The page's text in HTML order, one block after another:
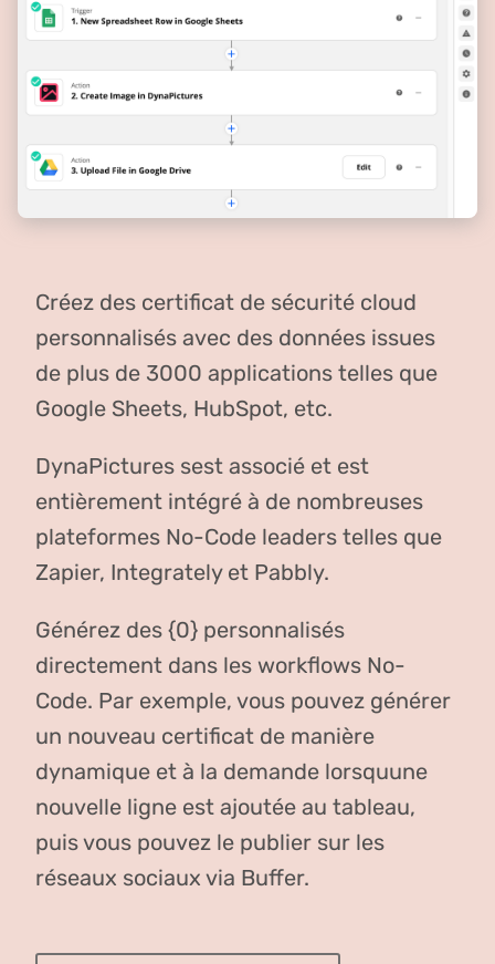
Créez des certificat de sécurité cloud
personnalisés avec des données issues
de plus de 3000 applications telles que
Google Sheets, HubSpot, etc.
DynaPictures sest associé et est
entièrement intégré à de nombreuses
plateformes No-Code leaders telles que
Zapier, Integrately et Pabbly.
Générez des {0} personnalisés
directement dans les workflows No-
Code. Par exemple, vous pouvez générer
un nouveau certificat de manière
dynamique et à la demande lorsquune
nouvelle ligne est ajoutée au tableau,
puis vous pouvez le publier sur les
réseaux sociaux via Buffer.